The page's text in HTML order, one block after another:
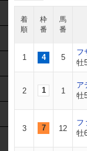
着
順
枠
番
馬
番
1 4 5
フ
牡
2 1 1
ア
牡
3 7 12
フ
牡